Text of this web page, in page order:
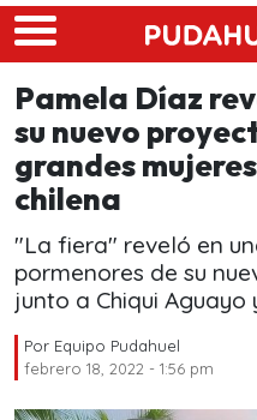
Skip to main content
Pamela Díaz
su nuevo
grandes
chilena
"La fiera" reveló en
pormenores de su
junto a Chiqui Aguayo
Por Equipo Pudahuel
febrero 18, 2022 - 1:56 pm